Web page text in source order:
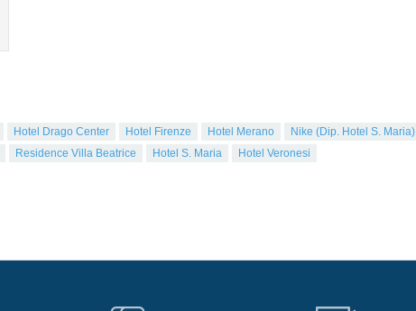
Hotel Drago Center Hotel Firenze Hotel Merano Nike (Dip. Hotel S. Maria)
Residence Villa Beatrice Hotel S. Maria Hotel Veronesi